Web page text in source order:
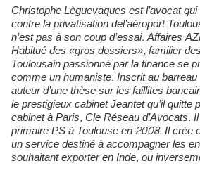
Christophe Lèguevaques est l’avocat
contre la privatisation del’aéroport
n’est pas à son coup d’essai. Affaires
Habitué des «gros dossiers», familier
Toulousain passionné par la finance se
comme un humaniste. Inscrit au
auteur d’une thèse sur les faillites
le prestigieux cabinet Jeantet qu’il quitte
cabinet à Paris, Cle Réseau d’Avocats.
primaire PS à Toulouse en 2008. Il crée
un service destiné à accompagner les
souhaitant exporter en Inde, ou